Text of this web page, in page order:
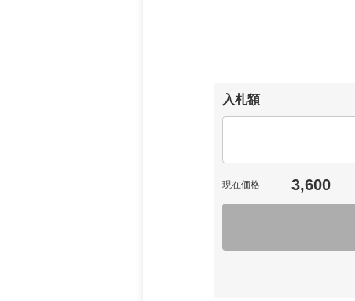
入札額
現在価格 3,600